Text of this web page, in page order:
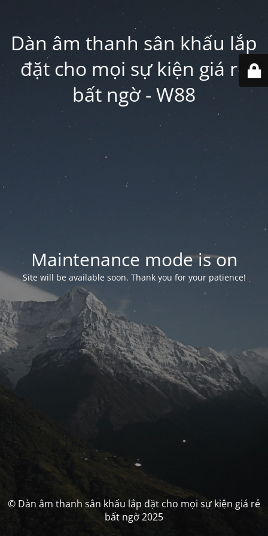
Dàn âm thanh sân khấu lắp
đặt cho mọi sự kiện giá rẻ
bất ngờ - W88
Maintenance mode is on
Site will be available soon. Thank you for your patience!
© Dàn âm thanh sân khấu lắp đặt cho mọi sự kiện giá rẻ
bất ngờ 2025